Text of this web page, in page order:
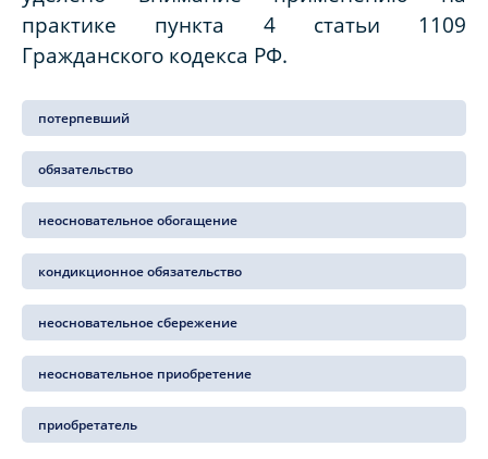
практике пункта 4 статьи 1109
Гражданского кодекса РФ.
потерпевший
обязательство
неосновательное обогащение
кондикционное обязательство
неосновательное сбережение
неосновательное приобретение
приобретатель